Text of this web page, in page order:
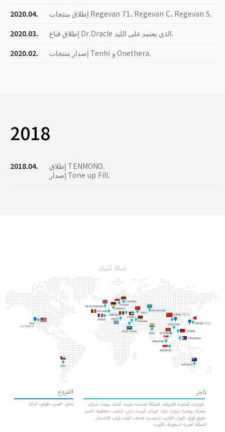
2020.04.
إطلاق منتجات Regevan 71، Regevan C، Regevan S.
2020.03.
إطلاق قناع Dr.Oracle الذي يعتمد على الليد.
2020.02.
إصدار منتجات Tenhi و Onethera.
2018
2018.04.
إطلاق TENMONO.
إصدار Tone up Fill.